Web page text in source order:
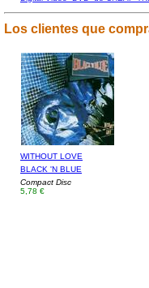
Los clientes que
WITHOUT LOVE
BLACK 'N BLUE
Compact Disc
5,78 €